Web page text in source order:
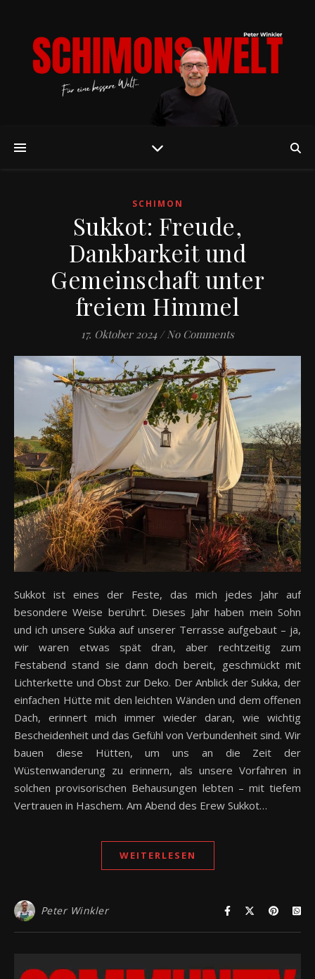
SCHIMON
Sukkot: Freude,
Dankbarkeit und
Gemeinschaft unter
freiem Himmel
17. Oktober 2024 / No Comments
Sukkot ist eines der Feste, das mich jedes Jahr auf
besondere Weise berührt. Dieses Jahr haben mein Sohn
und ich unsere Sukka auf unserer Terrasse aufgebaut – ja,
wir waren etwas spät dran, aber rechtzeitig zum
Festabend stand sie dann doch bereit, geschmückt mit
Lichterkette und Obst zur Deko. Der Anblick der Sukka, der
einfachen Hütte mit den leichten Wänden und dem offenen
Dach, erinnert mich immer wieder daran, wie wichtig
Bescheidenheit und das Gefühl von Verbundenheit sind. Wir
bauen diese Hütten, um uns an die Zeit der
Wüstenwanderung zu erinnern, als unsere Vorfahren in
solchen provisorischen Behausungen lebten – mit tiefem
Vertrauen in Haschem. Am Abend des Erew Sukkot…
WEITERLESEN
Peter Winkler